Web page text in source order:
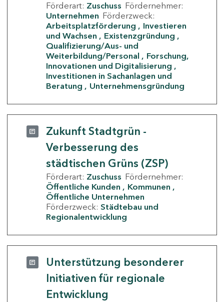
Förderart: Zuschuss Fördernehmer:
Unternehmen Förderzweck:
Arbeitsplatzförderung
Investieren
und Wachsen
Existenzgründung
Qualifizierung/Aus- und
Weiterbildung/Personal
Forschung,
Innovationen und Digitalisierung
Investitionen in Sachanlagen und
Beratung
Unternehmensgründung
Zukunft Stadtgrün -
Verbesserung des
städtischen Grüns (ZSP)
Förderart: Zuschuss Fördernehmer:
Öffentliche Kunden
Kommunen
Öffentliche Unternehmen
Förderzweck: Städtebau und
Regionalentwicklung
Unterstützung besonderer
Initiativen für regionale
Entwicklung